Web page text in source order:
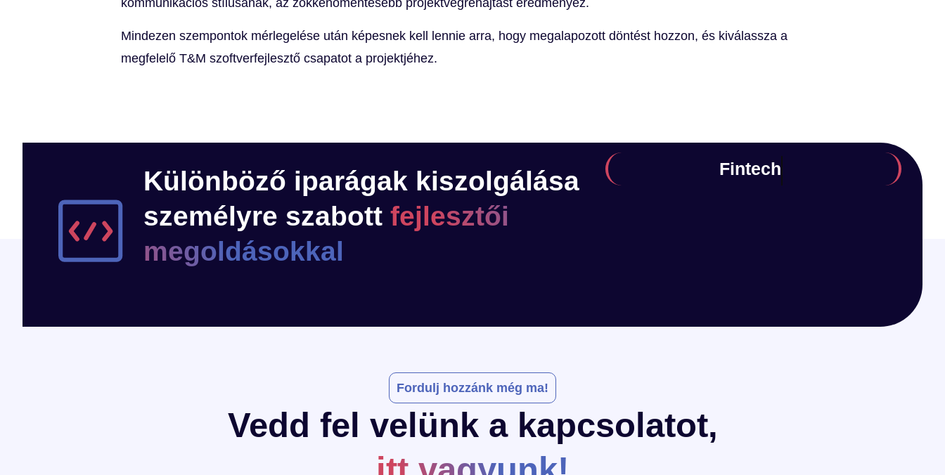
kommunikációs stílusának, az zökkenőmentesebb projektvégrehajtást eredményez.
Mindezen szempontok mérlegelése után képesnek kell lennie arra, hogy megalapozott döntést hozzon, és kiválassza a
megfelelő T&M szoftverfejlesztő csapatot a projektjéhez.
Különböző iparágak kiszolgálása
személyre szabottfejlesztői
megoldásokkal
Hotel
Fordulj hozzánk még ma!
Vedd fel velünk a kapcsolatot,